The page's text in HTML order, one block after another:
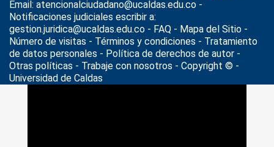
Email: atencionalciudadano@ucaldas.edu.co -
Notificaciones judiciales escribir a:
gestion.juridica@ucaldas.edu.co - FAQ - Mapa del Sitio -
Número de visitas - Términos y condiciones - Tratamiento
de datos personales - Política de derechos de autor -
Otras políticas - Trabaje con nosotros - Copyright © -
Universidad de Caldas